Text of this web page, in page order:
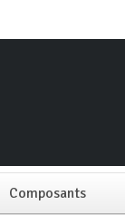
Composants